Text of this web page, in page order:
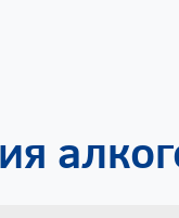
после